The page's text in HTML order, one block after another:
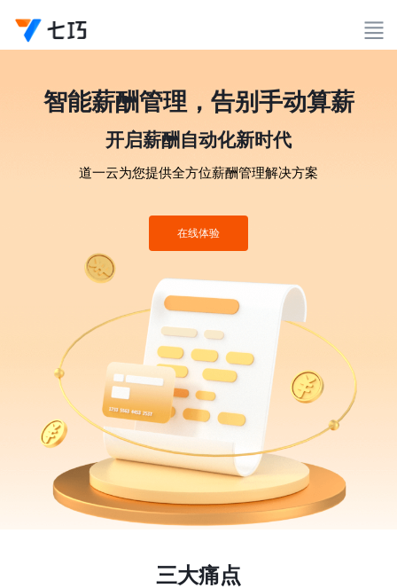
智能薪酬管理，告别手动算薪
开启薪酬自动化新时代
道一云为您提供全方位薪酬管理解决方案
在线体验
三大痛点